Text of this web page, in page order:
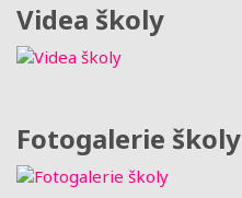
Videa školy
Fotogalerie školy